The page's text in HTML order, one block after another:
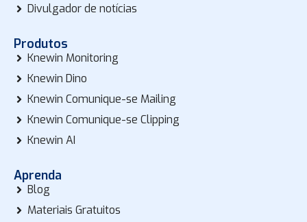
Divulgador de notícias
Produtos
Knewin Monitoring
Knewin Dino
Knewin Comunique-se Mailing
Knewin Comunique-se Clipping
Knewin AI
Aprenda
Blog
Materiais Gratuitos